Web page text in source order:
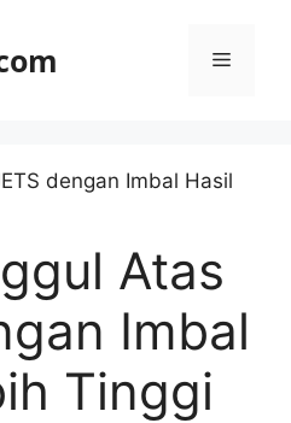
Menu
Atas
Imbal
Tinggi